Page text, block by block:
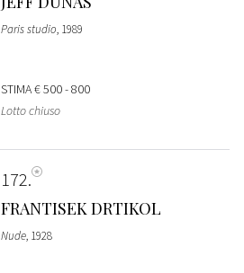
Paris studio, 1989
STIMA€ 500 - 800
Lotto chiuso
172
FRANTISEK DRTIKOL
Nude, 1928